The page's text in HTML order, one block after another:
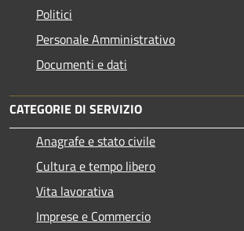
Politici
Personale Amministrativo
Documenti e dati
CATEGORIE DI SERVIZIO
Anagrafe e stato civile
Cultura e tempo libero
Vita lavorativa
Imprese e Commercio